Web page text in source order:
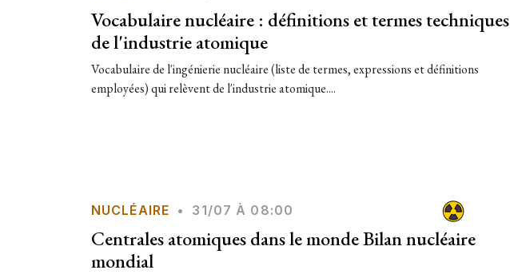
Vocabulaire nucléaire : définitions et termes techniques
de l'industrie atomique
Vocabulaire de l'ingénierie nucléaire (liste de termes, expressions et définitions
employées) qui relèvent de l'industrie atomique....
NUCLÉAIRE • 31/07 À 08:00
Centrales atomiques dans le monde Bilan nucléaire
mondial